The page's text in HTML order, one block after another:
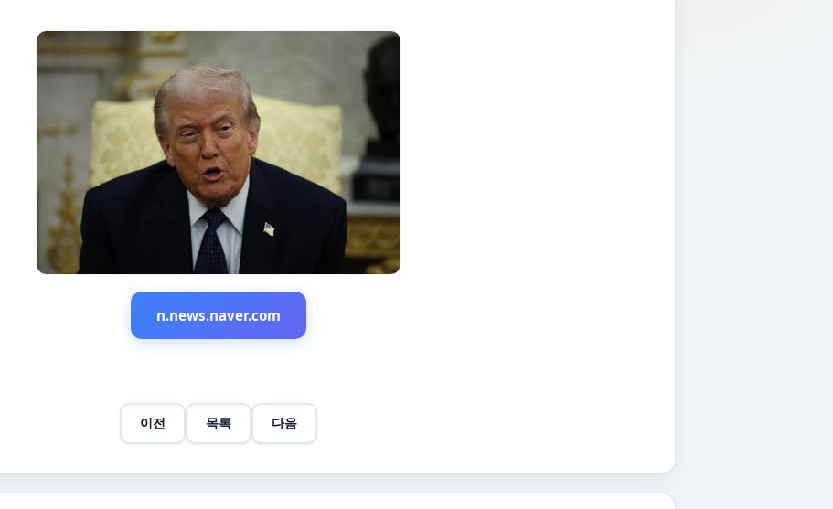
n.news.naver.com
이전 목록 다음